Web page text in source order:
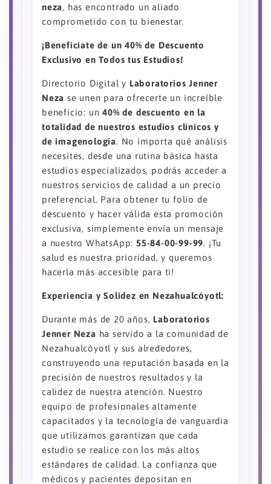
neza, has encontrado un aliado
comprometido con tu bienestar.
¡Benefíciate de un 40% de Descuento
Exclusivo en Todos tus Estudios!
Directorio Digital y Laboratorios Jenner
Neza se unen para ofrecerte un increíble
beneficio: un40% de descuento en la
totalidad de nuestros estudios clínicos y
de imagenología. No importa qué análisis
necesites, desde una rutina básica hasta
estudios especializados, podrás acceder a
nuestros servicios de calidad a un precio
preferencial. Para obtener tu folio de
descuento y hacer válida esta promoción
exclusiva, simplemente envía un mensaje
a nuestro WhatsApp:55-84-00-99-99. ¡Tu
salud es nuestra prioridad, y queremos
hacerla más accesible para ti!
Experiencia y Solidez en Nezahualcóyotl:
Durante más de 20 años, Laboratorios
Jenner Neza ha servido a la comunidad de
Nezahualcóyotl y sus alrededores,
construyendo una reputación basada en la
precisión de nuestros resultados y la
calidez de nuestra atención. Nuestro
equipo de profesionales altamente
capacitados y la tecnología de vanguardia
que utilizamos garantizan que cada
estudio se realice con los más altos
estándares de calidad. La confianza que
médicos y pacientes depositan en